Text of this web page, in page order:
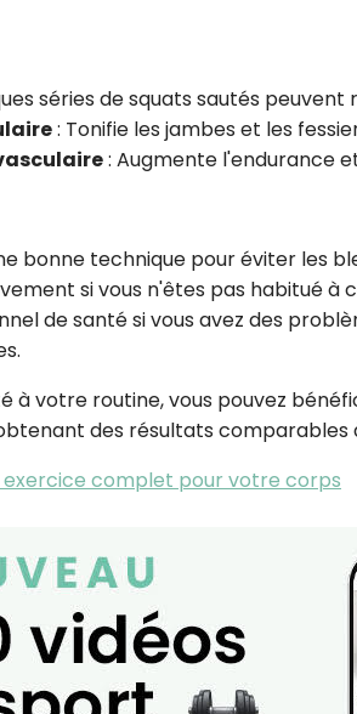
séries de squats sautés
: Tonifie les jambes et les
: Augmente l'endurance
bonne technique pour éviter les
si vous n'êtes pas habitué à
de santé si vous avez des
à votre routine, vous pouvez
des résultats comparables
exercice complet pour votre corps